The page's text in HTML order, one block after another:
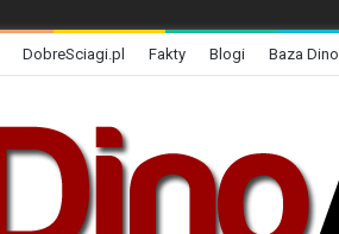
DobreSciagi.pl Fakty Blogi Baza